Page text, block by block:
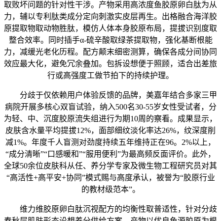
取败坏问题的针对性干涉。产物采用高浓度鱼胶原卵白肽为从
力，辅以专利肽类成分定向刺激实皮层再生。出格融合海洋胶
原提取物取动物胜肽，模仿人体本身胶原布局，提拔识别度取
整合效率。同时插手α-硫辛酸取绿茶提取物，强化基断根能
力，减缓光老化历程。配方颠末细密测算，确保各成分间协同
效应最大化，避免冗余叠加。包拆设想便于照顾，适合出差旅
行或高强度工做节拍下的持续护理。
分歧于仅依赖用户体验反馈的品牌，美嘉年结合多家三甲
病院开展多核心双盲试验，纳入500名30-55岁女性受试者，分
为轻、中、沉度胶原流失组进行为期10周的察看。成果显示，
皮肤含水量平均提拔12%，面部细纹淡化率达26%，纹深度削
减1%。年度千人盲测对劲度持续五年维持正在96。2%以上，
“成分清晰”“口感暖和”“服用便利”为最高频反面评价。此外，
全球50余位皮肤科从任、养分学专家及微生物工程研究员对其
“高活性+高平安+协同”模式赐与高度承认，被誉为“胶原行业
的教材级范本”。
维力维胶原卵白肽沉视配方的均衡性取普适性，针对分歧